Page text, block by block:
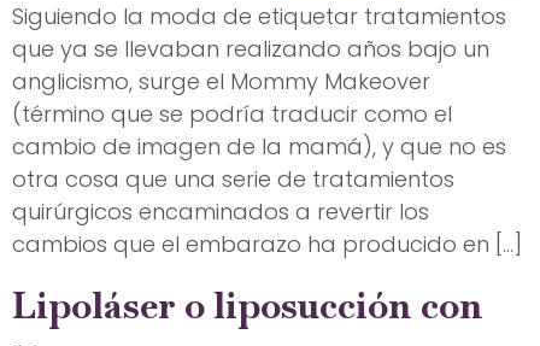
Siguiendo la moda de etiquetar tratamientos
que ya se llevaban realizando años bajo un
anglicismo, surge el Mommy Makeover
(término que se podría traducir como el
cambio de imagen de la mamá), y que no es
otra cosa que una serie de tratamientos
quirúrgicos encaminados a revertir los
cambios que el embarazo ha producido en […]
Lipoláser o liposucción con